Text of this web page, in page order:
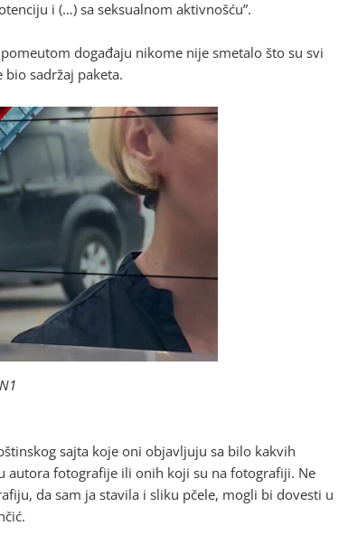
i (…) sa seksualnom aktivnošću”.
pomeutom događaju nikome nije smetalo što su svi
sadržaj paketa.
sajta koje oni objavljuju sa bilo kakvih
fotografije ili onih koji su na fotografiji. Ne
da sam ja stavila i sliku pčele, mogli bi dovesti u